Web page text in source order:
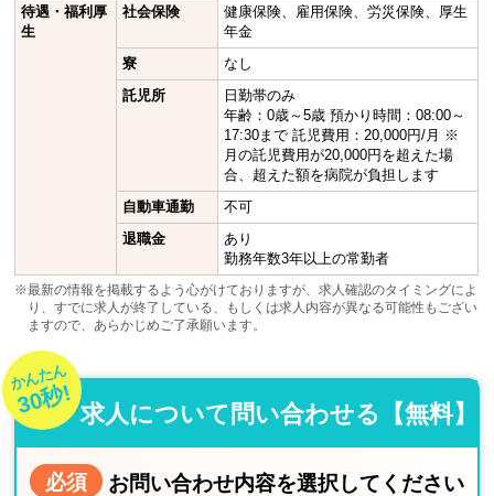
待遇・福利厚
生
社会保険
健康保険、雇用保険、労災保険、厚生
年金
寮
なし
託児所
日勤帯のみ
年齢：0歳～5歳 預かり時間：08:00～
17:30まで 託児費用：20,000円/月 ※
月の託児費用が20,000円を超えた場
合、超えた額を病院が負担します
自動車通勤
不可
退職金
あり
勤務年数3年以上の常勤者
※最新の情報を掲載するよう心がけておりますが、求人確認のタイミングによ
り、すでに求人が終了している、もしくは求人内容が異なる可能性もござい
ますので、あらかじめご了承願います。
かんたん
30秒! 求人について問い合わせる【無料】
必須 お問い合わせ内容を選択してください